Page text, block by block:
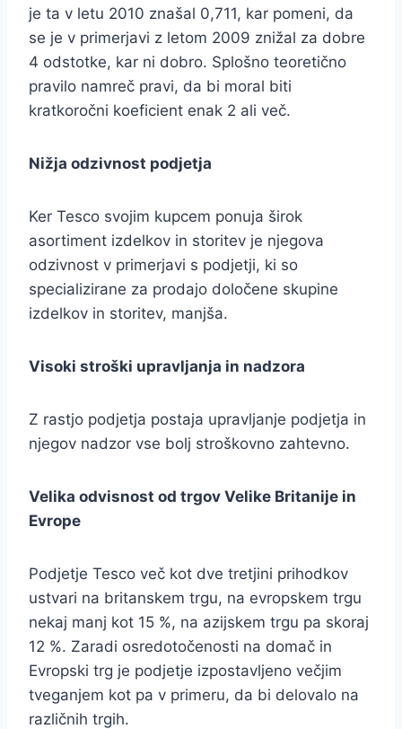
je ta v letu 2010 znašal 0,711, kar pomeni, da
se je v primerjavi z letom 2009 znižal za dobre
4 odstotke, kar ni dobro. Splošno teoretično
pravilo namreč pravi, da bi moral biti
kratkoročni koeficient enak 2 ali več.
Nižja odzivnost podjetja
Ker Tesco svojim kupcem ponuja širok
asortiment izdelkov in storitev je njegova
odzivnost v primerjavi s podjetji, ki so
specializirane za prodajo določene skupine
izdelkov in storitev, manjša.
Visoki stroški upravljanja in nadzora
Z rastjo podjetja postaja upravljanje podjetja in
njegov nadzor vse bolj stroškovno zahtevno.
Velika odvisnost od trgov Velike Britanije in
Evrope
Podjetje Tesco več kot dve tretjini prihodkov
ustvari na britanskem trgu, na evropskem trgu
nekaj manj kot 15 %, na azijskem trgu pa skoraj
12 %. Zaradi osredotočenosti na domač in
Evropski trg je podjetje izpostavljeno večjim
tveganjem kot pa v primeru, da bi delovalo na
različnih trgih.